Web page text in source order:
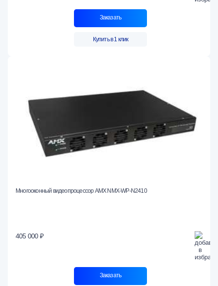
Заказать
Купить в 1 клик
Многооконный видеопроцессор AMX NMX-WP-N2410
405 000 ₽
Заказать